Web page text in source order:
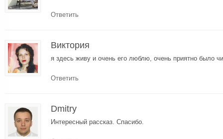
Ответить
Виктория
я здесь живу и очень его люблю, очень приятно было
Ответить
Dmitry
Интересный рассказ. Спасибо.